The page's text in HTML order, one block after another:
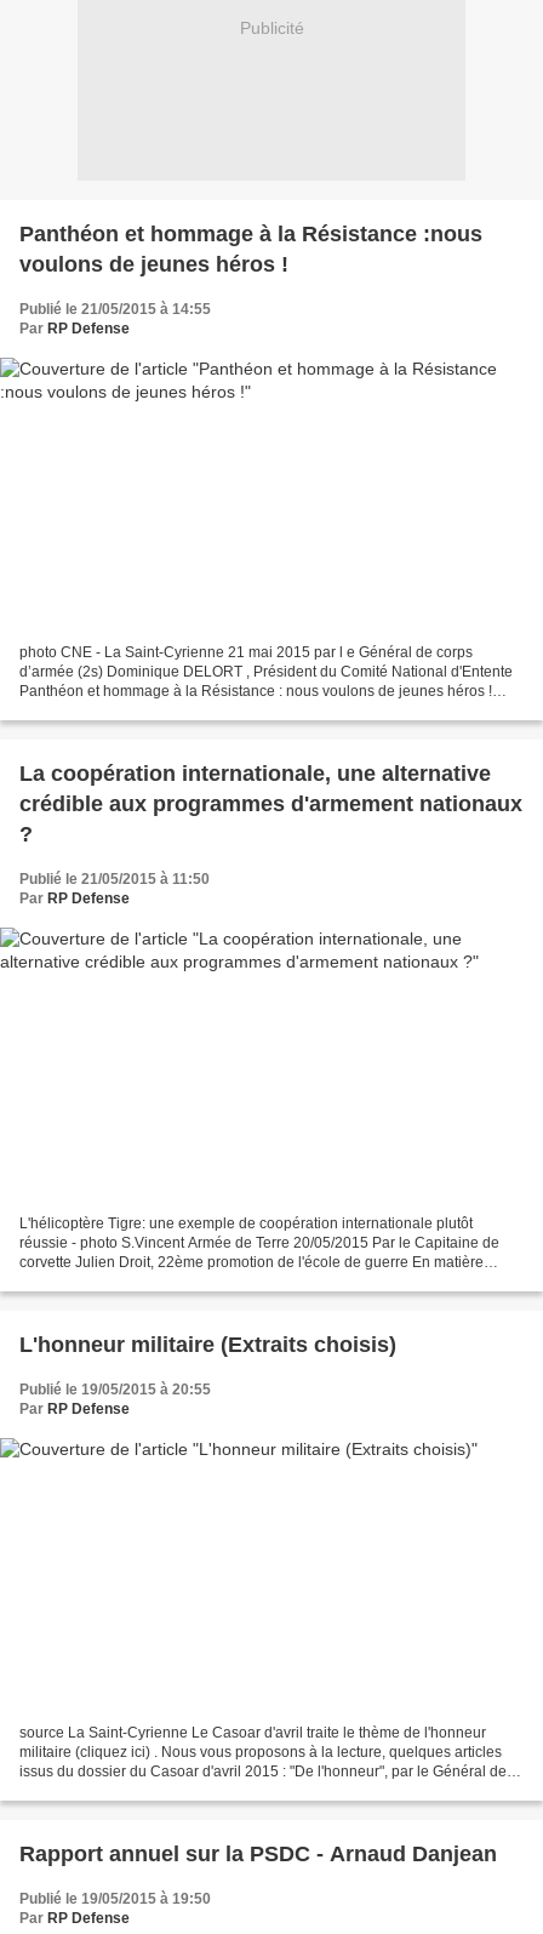
Publicité
Panthéon et hommage à la Résistance :nous
voulons de jeunes héros !
Publié le 21/05/2015 à 14:55
Par RP Defense
photo CNE - La Saint-Cyrienne 21 mai 2015 par l e Général de corps
d’armée (2s) Dominique DELORT , Président du Comité National d'Entente
Panthéon et hommage à la Résistance : nous voulons de jeunes héros !
La coopération internationale, une alternative
crédible aux programmes d'armement nationaux
?
Publié le 21/05/2015 à 11:50
Par RP Defense
L'hélicoptère Tigre: une exemple de coopération internationale plutôt
réussie - photo S.Vincent Armée de Terre 20/05/2015 Par le Capitaine de
corvette Julien Droit, 22ème promotion de l'école de guerre En matière
L'honneur militaire (Extraits choisis)
Publié le 19/05/2015 à 20:55
Par RP Defense
source La Saint-Cyrienne Le Casoar d'avril traite le thème de l'honneur
militaire (cliquez ici) . Nous vous proposons à la lecture, quelques articles
issus du dossier du Casoar d'avril 2015 : "De l'honneur", par le Général de
Rapport annuel sur la PSDC - Arnaud Danjean
Publié le 19/05/2015 à 19:50
Par RP Defense